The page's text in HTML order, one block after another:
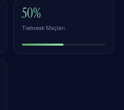
50%
Tiebreak Maçları